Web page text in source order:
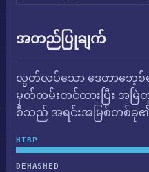
အတည်ပြုချက်
လွတ်လပ်သော ဒေတာဘေ့စ်
မှတ်တမ်းတင်ထားပြီး အမ
စီသည် အရင်းအမြစ်တစ်ခု
HIBP
DEHASHED